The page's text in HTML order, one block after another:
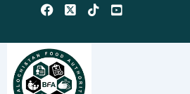
content